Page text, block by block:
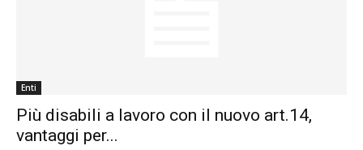
Enti
Più disabili a lavoro con il nuovo art.14,
vantaggi per...